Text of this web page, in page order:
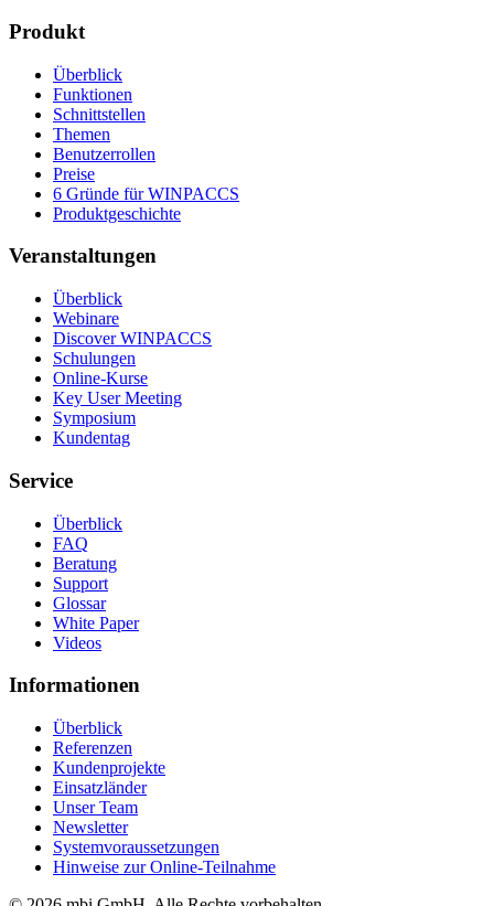
Produkt
Überblick
Funktionen
Schnittstellen
Themen
Benutzerrollen
Preise
6 Gründe für WINPACCS
Produktgeschichte
Veranstaltungen
Überblick
Webinare
Discover WINPACCS
Schulungen
Online-Kurse
Key User Meeting
Symposium
Kundentag
Service
Überblick
FAQ
Beratung
Support
Glossar
White Paper
Videos
Informationen
Überblick
Referenzen
Kundenprojekte
Einsatzländer
Unser Team
Newsletter
Systemvoraussetzungen
Hinweise zur Online-Teilnahme